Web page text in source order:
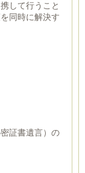
して行うこと
同時に解決す
証書遺言）の